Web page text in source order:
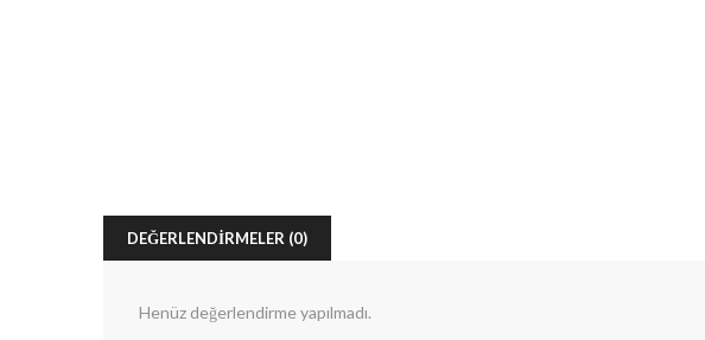
DEĞERLENDIRMELER (0)
Henüz değerlendirme yapılmadı.